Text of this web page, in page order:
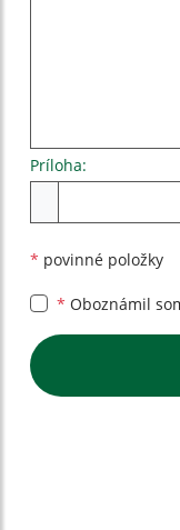
Príloha:
* povinné položky
* Oboznámil
Google reCaptcha